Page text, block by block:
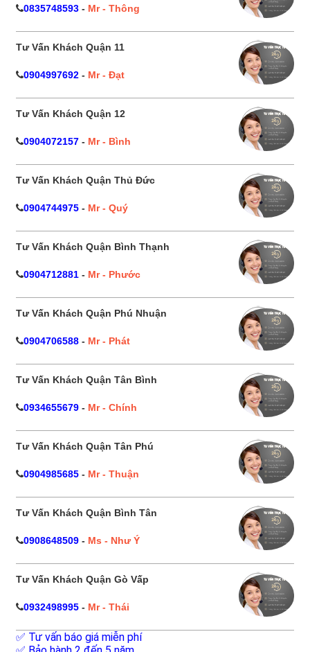
0835748593 - Mr - Thông
Tư Vấn Khách Quận 11
0904997692 - Mr - Đạt
Tư Vấn Khách Quận 12
0904072157 - Mr - Bình
Tư Vấn Khách Quận Thủ Đức
0904744975 - Mr - Quý
Tư Vấn Khách Quận Bình Thạnh
0904712881 - Mr - Phước
Tư Vấn Khách Quận Phú Nhuận
0904706588 - Mr - Phát
Tư Vấn Khách Quận Tân Bình
0934655679 - Mr - Chính
Tư Vấn Khách Quận Tân Phú
0904985685 - Mr - Thuận
Tư Vấn Khách Quận Bình Tân
0908648509 - Ms - Như Ý
Tư Vấn Khách Quận Gò Vấp
0932498995 - Mr - Thái
✅ Tư vấn báo giá miễn phí